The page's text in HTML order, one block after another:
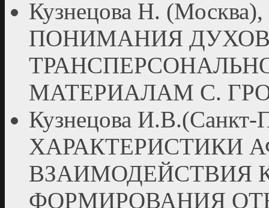
Кузнецова Н.
ПОНИМАНИЯ
МАТЕРИАЛАМ С.
Кузнецова И.В.(Санкт-
ХАРАКТЕРИСТИКИ
ВЗАИМОДЕЙСТВИЯ
ФОРМИРОВАНИЯ